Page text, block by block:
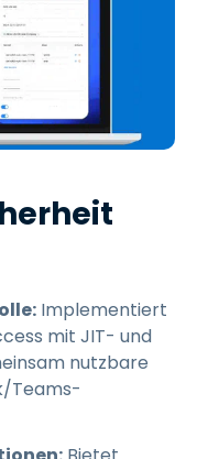
Implementiert
mit JIT- und
nutzbare
Teams-